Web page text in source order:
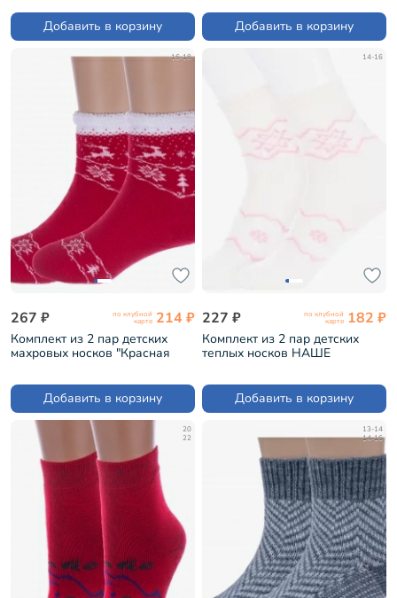
фабрики рис. 1, БЕЛЫЕ №60-1
(2-236С1)Добавить в корзину
С-6МНГ)
Добавить в корзину
16-18
267 ₽ по клубной
карте 214 ₽
Комплект из 2 пар детских
махровых носков "Красная
Добавить в корзину
14-16
227 ₽ по клубной
карте 182 ₽
Комплект из 2 пар детских
теплых носков НАШЕ
фабрики рис. 1, БЕЛЫЕ с
розовым №60-1 (2-236С1)
Добавить в корзину
20
22
13-14
14-16